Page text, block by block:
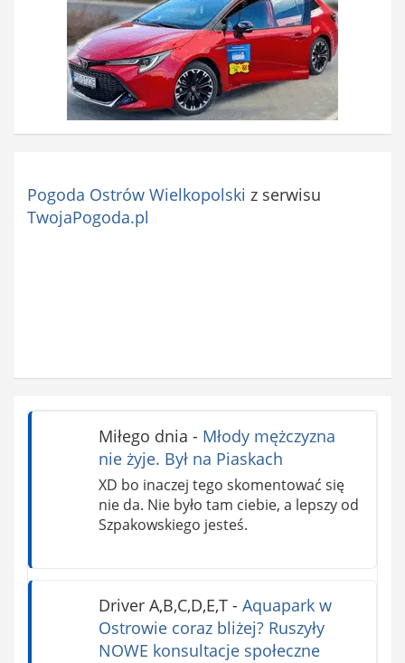
Pogoda Ostrów Wielkopolski z serwisu
TwojaPogoda.pl
Miłego dnia - Młody mężczyzna
nie żyje. Był na Piaskach
XD bo inaczej tego skomentować się
nie da. Nie było tam ciebie, a lepszy od
Szpakowskiego jesteś.
Driver A,B,C,D,E,T- Aquapark w
Ostrowie coraz bliżej? Ruszyły
NOWE konsultacje społeczne